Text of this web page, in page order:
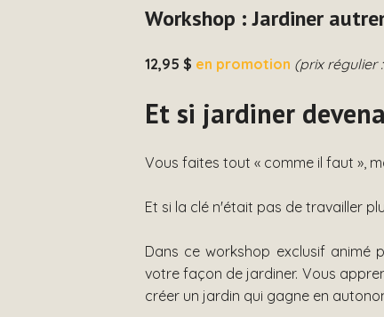
Workshop : Jardiner
12,95 $ en promotion (prix régulier
Et si jardiner
Vous faites tout « comme il faut »,
Et si la clé n'était pas de travailler
Dans ce workshop exclusif animé
votre façon de jardiner. Vous
créer un jardin qui gagne en